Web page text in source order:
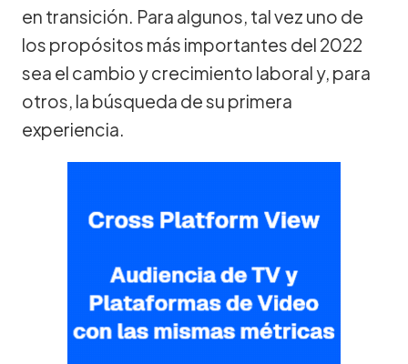
en transición. Para algunos, tal vez uno de
los propósitos más importantes del 2022
sea el cambio y crecimiento laboral y, para
otros, la búsqueda de su primera
experiencia.